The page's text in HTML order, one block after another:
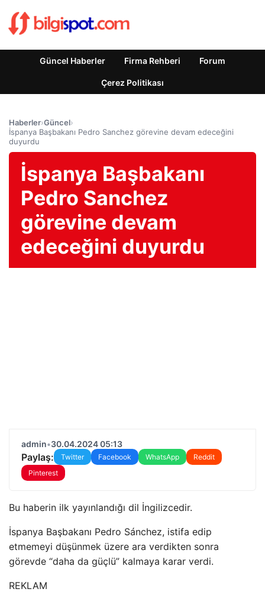
Güncel Haberler Firma Rehberi Forum
Çerez Politikası
Haberler›Güncel›
İspanya Başbakanı Pedro Sanchez görevine devam edeceğini
duyurdu
İspanya Başbakanı
Pedro Sanchez
görevine devam
edeceğini duyurdu
admin•30.04.2024 05:13
Paylaş: Twitter Facebook WhatsApp
Reddit
Pinterest
Bu haberin ilk yayınlandığı dil İngilizcedir.
İspanya Başbakanı Pedro Sánchez, istifa edip
etmemeyi düşünmek üzere ara verdikten sonra
görevde “daha da güçlü” kalmaya karar verdi.
REKLAM